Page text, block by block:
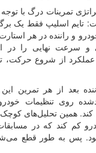
تمرینات درگ با
تایم اسلیپ فقط یک
سرعت نهایی را در
از شروع حرکت،
بعد از هر تمرین این
روی تنظیمات
همین تحلیل‌های کوچک
کم کند که در
پس به طور قطع می‌شود